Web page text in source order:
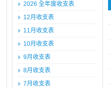
2026 全年度收支表
12月收支表
11月收支表
10月收支表
9月收支表
8月收支表
7月收支表